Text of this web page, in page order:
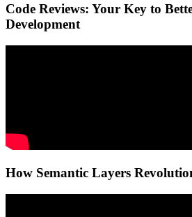
Code Reviews: Your Key to
Development
How Semantic Layers